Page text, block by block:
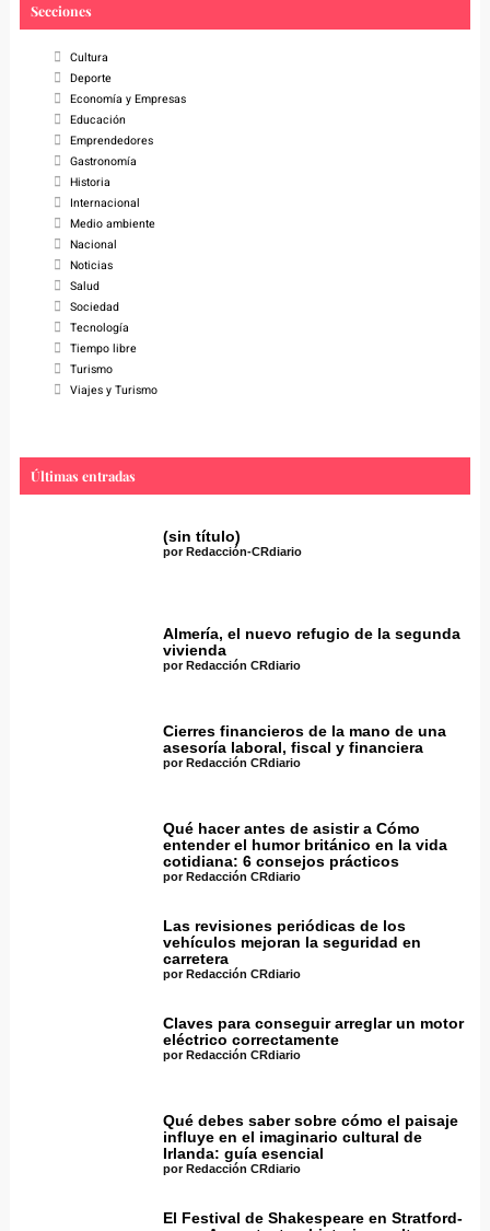
Secciones
Cultura
Deporte
Economía y Empresas
Educación
Emprendedores
Gastronomía
Historia
Internacional
Medio ambiente
Nacional
Noticias
Salud
Sociedad
Tecnología
Tiempo libre
Turismo
Viajes y Turismo
Últimas entradas
(sin título)
por Redacción-CRdiario
Almería, el nuevo refugio de la segunda
vivienda
por Redacción CRdiario
Cierres financieros de la mano de una
asesoría laboral, fiscal y financiera
por Redacción CRdiario
Qué hacer antes de asistir a Cómo
entender el humor británico en la vida
cotidiana: 6 consejos prácticos
por Redacción CRdiario
Las revisiones periódicas de los
vehículos mejoran la seguridad en
carretera
por Redacción CRdiario
Claves para conseguir arreglar un motor
eléctrico correctamente
por Redacción CRdiario
Qué debes saber sobre cómo el paisaje
influye en el imaginario cultural de
Irlanda: guía esencial
por Redacción CRdiario
El Festival de Shakespeare en Stratford-